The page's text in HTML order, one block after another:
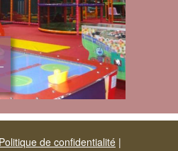
Politique de confidentialité |